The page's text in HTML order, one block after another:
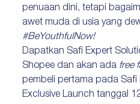
penuaan dini, tetapi
awet muda di usia yang
#BeYouthfulNow!
Dapatkan Safi Expert
Shopee dan akan ada free
pembeli pertama pada Safi
Exclusive Launch tanggal